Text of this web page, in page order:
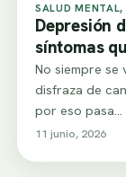
SALUD MENTAL,
Depresión
síntomas
No siempre se
disfraza de
por eso pasa…
11 junio, 2026